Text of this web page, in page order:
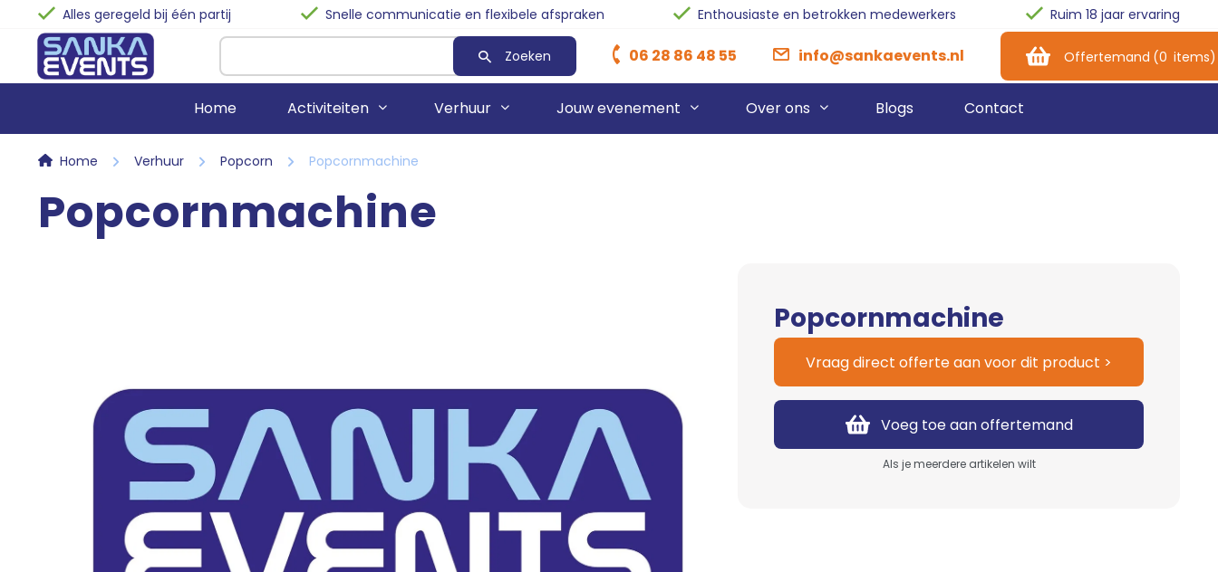
Alles geregeld bij één partij Snelle communicatie en flexibele afspraken Enthousiaste en betrokken medewerkers Ruim 18 jaar ervaring
Zoeken 06 28 86 48 55 info@sankaevents.nl Offertemand (0 items)
Home Activiteiten Verhuur
Stormbanen
Springkussens
Zeskamp Spellen
Oud Hollandse Spellen
Circus Attributen
Biertafels
Statafels
Kindermeubels
Partytenten
Tentvloer
Parasols
Podium
Kapstokken
Marktkramen
Skytubes
Eyecatchers
Heliumballonnen
Ballonnen
Italiaans Schepijs
Popcorn
Suikerspin
Poffertjes
Glazen
Bekers
Servies
Jouw evenement Over ons Blogs Contact
Home Verhuur Popcorn Popcornmachine
Popcornmachine
Popcornmachine
Vraag direct offerte aan voor dit product >
Voeg toe aan offertemand
Als je meerdere artikelen wilt